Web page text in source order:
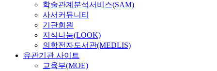
학술관계분석서비스(SAM)
사서커뮤니티
기관회원
지식나눔(LOOK)
의학전자도서관(MEDLIS)
유관기관 사이트
교육부(MOE)